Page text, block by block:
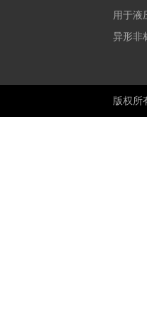
用于液
异形非
版权所